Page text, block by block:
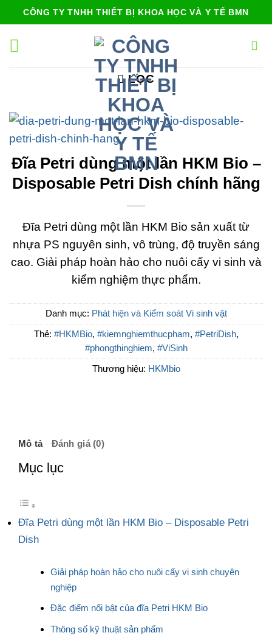
qua
nội
CÔNG TY TNHH THIẾT BỊ KHOA HỌC VÀ Y TẾ BMN
LỌC
Đĩa Petri dùng một lần HKM Bio –
Disposable Petri Dish chính hãng
Đĩa Petri dùng một lần HKM Bio sản xuất từ
nhựa PS nguyên sinh, vô trùng, độ truyền sáng
cao. Giải pháp hoàn hảo cho nuôi cấy vi sinh và
kiểm nghiệm thực phẩm.
Danh mục: Phát hiện và Kiểm soát Vi sinh vật
Thẻ: #HKMBio, #kiemnghiemthucpham, #PetriDish,
#phongthinghiem, #ViSinh
Thương hiệu: HKMbio
Mô tả Đánh giá (0)
Mục lục
Đĩa Petri dùng một lần HKM Bio – Disposable Petri
Dish
Giải pháp hoàn hảo cho nuôi cấy vi sinh chuyên
nghiệp
Đặc điểm nổi bật của đĩa Petri HKM Bio
Thông số kỹ thuật sản phẩm